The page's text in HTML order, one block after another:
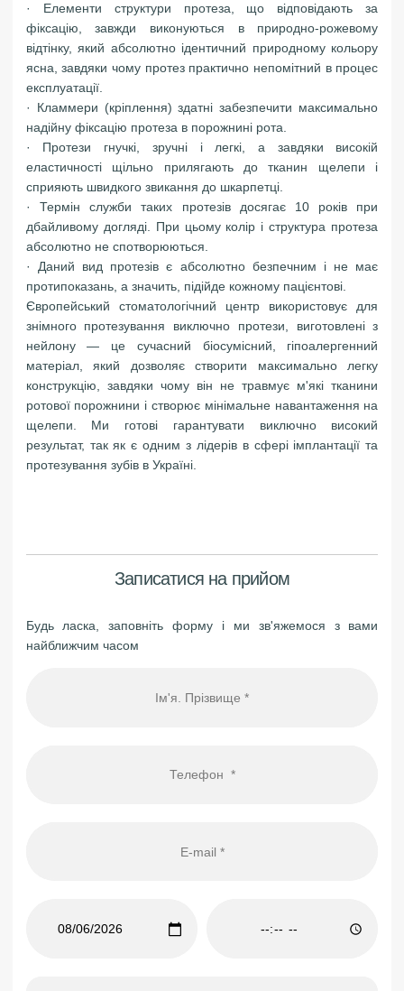
· Елементи структури протеза, що відповідають за
фіксацію, завжди виконуються в природно-рожевому
відтінку, який абсолютно ідентичний природному кольору
ясна, завдяки чому протез практично непомітний в процес
експлуатації.
· Кламмери (кріплення) здатні забезпечити максимально
надійну фіксацію протеза в порожнині рота.
· Протези гнучкі, зручні і легкі, а завдяки високій
еластичності щільно прилягають до тканин щелепи і
сприяють швидкого звикання до шкарпетці.
· Термін служби таких протезів досягає 10 років при
дбайливому догляді. При цьому колір і структура протеза
абсолютно не спотворюються.
· Даний вид протезів є абсолютно безпечним і не має
протипоказань, а значить, підійде кожному пацієнтові.
Європейський стоматологічний центр використовує для
знімного протезування виключно протези, виготовлені з
нейлону — це сучасний біосумісний, гіпоалергенний
матеріал, який дозволяє створити максимально легку
конструкцію, завдяки чому він не травмує м'які тканини
ротової порожнини і створює мінімальне навантаження на
щелепи. Ми готові гарантувати виключно високий
результат, так як є одним з лідерів в сфері імплантації та
протезування зубів в Україні.
Записатися на прийом
Будь ласка, заповніть форму і ми зв'яжемося з вами
найближчим часом